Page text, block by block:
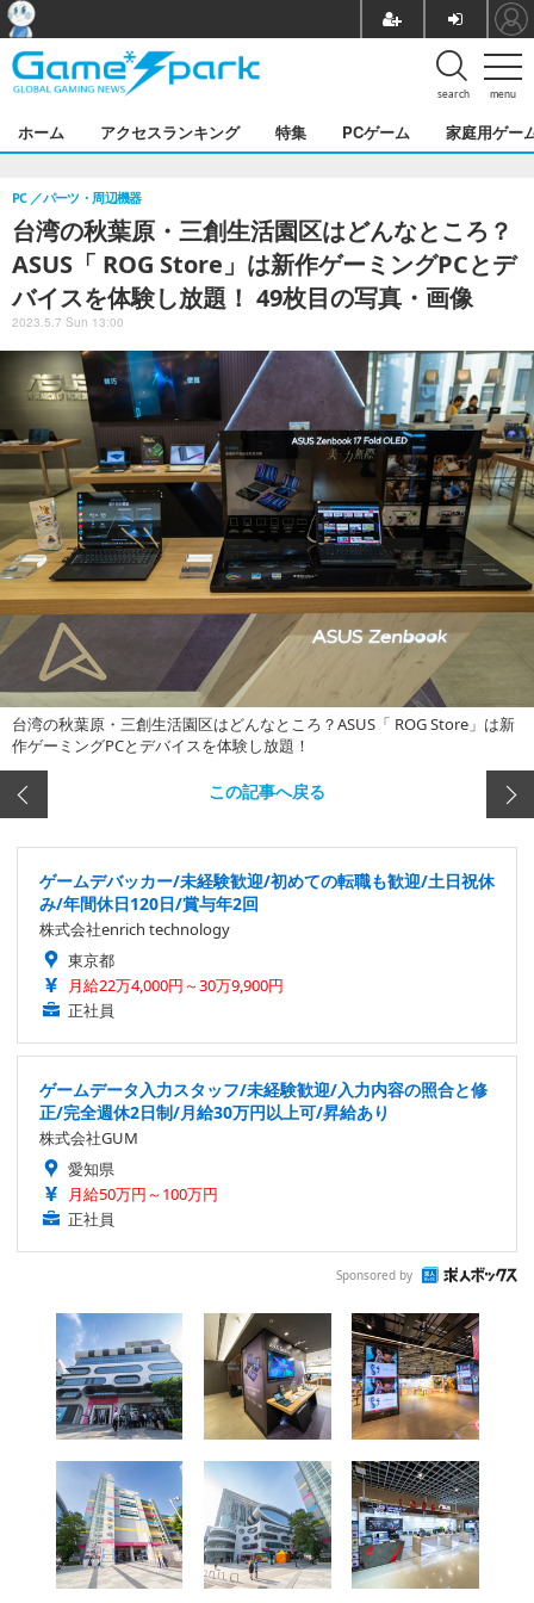
menu
search
ホーム アクセスランキング 特集 PCゲーム 家庭用ゲー
台湾の秋葉原・三創生活園区はどんなところ？
ASUS「 ROG Store」は新作ゲーミングPCとデ
バイスを体験し放題！ 49枚目の写真・画像
PC パーツ・周辺機器
2023.5.7 Sun 13:00
台湾の秋葉原・三創生活園区はどんなところ？ASUS「 ROG Store」は新
作ゲーミングPCとデバイスを体験し放題！
この記事へ戻る
ゲームデバッカー/未経験歓迎/初めての転職も歓迎/土日祝休
み/年間休日120日/賞与年2回
株式会社enrich technology
東京都
月給22万4,000円～30万9,900円
正社員
ゲームデータ入力スタッフ/未経験歓迎/入力内容の照合と修
正/完全週休2日制/月給30万円以上可/昇給あり
株式会社GUM
愛知県
月給50万円～100万円
正社員
Sponsored by